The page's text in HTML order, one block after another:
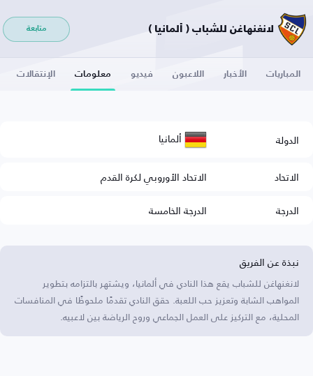
لانغنهاغن للشباب ( ألمانيا ) متابعة
المباريات الأخبار اللاعبون فيديو معلومات الإنتقالات
الدولة ألمانيا
الاتحاد
الاتحاد الأوروبي لكرة القدم
الدرجة
الدرجة الخامسة
نبذة عن الفريق
لانغنهاغن للشباب يقع هذا النادي في ألمانيا، ويشتهر بالتزامه بتطوير
المواهب الشابة وتعزيز حب اللعبة. حقق النادي تقدمًا ملحوظًا في المنافسات
المحلية، مع التركيز على العمل الجماعي وروح الرياضة بين لاعبيه.